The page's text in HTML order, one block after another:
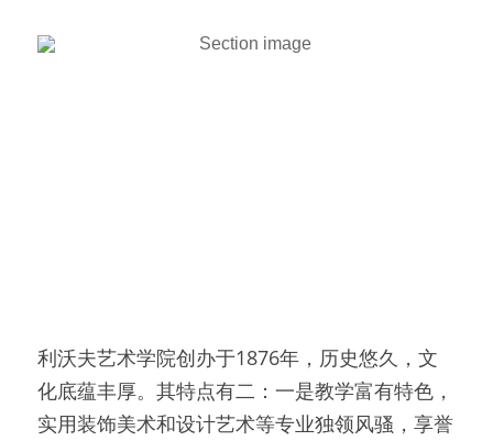
利沃夫艺术学院创办于1876年，历史悠久，文
化底蕴丰厚。其特点有二：一是教学富有特色，
实用装饰美术和设计艺术等专业独领风骚，享誉